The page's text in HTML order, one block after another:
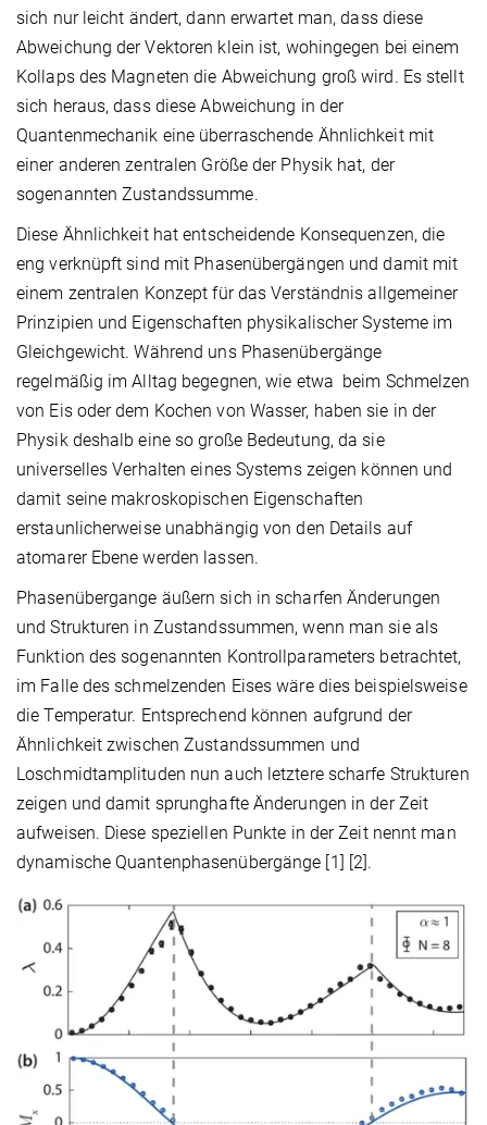
sich nur leicht ändert, dann erwartet man, dass diese
Abweichung der Vektoren klein ist, wohingegen bei einem
Kollaps des Magneten die Abweichung groß wird. Es stellt
sich heraus, dass diese Abweichung in der
Quantenmechanik eine überraschende Ähnlichkeit mit
einer anderen zentralen Größe der Physik hat, der
sogenannten Zustandssumme.
Diese Ähnlichkeit hat entscheidende Konsequenzen, die
eng verknüpft sind mit Phasenübergängen und damit mit
einem zentralen Konzept für das Verständnis allgemeiner
Prinzipien und Eigenschaften physikalischer Systeme im
Gleichgewicht. Während uns Phasenübergänge
regelmäßig im Alltag begegnen, wie etwa beim Schmelzen
von Eis oder dem Kochen von Wasser, haben sie in der
Physik deshalb eine so große Bedeutung, da sie
universelles Verhalten eines Systems zeigen können und
damit seine makroskopischen Eigenschaften
erstaunlicherweise unabhängig von den Details auf
atomarer Ebene werden lassen.
Phasenübergange äußern sich in scharfen Änderungen
und Strukturen in Zustandssummen, wenn man sie als
Funktion des sogenannten Kontrollparameters betrachtet,
im Falle des schmelzenden Eises wäre dies beispielsweise
die Temperatur. Entsprechend können aufgrund der
Ähnlichkeit zwischen Zustandssummen und
Loschmidtamplituden nun auch letztere scharfe Strukturen
zeigen und damit sprunghafte Änderungen in der Zeit
aufweisen. Diese speziellen Punkte in der Zeit nennt man
dynamische Quantenphasenübergänge [1] [2].